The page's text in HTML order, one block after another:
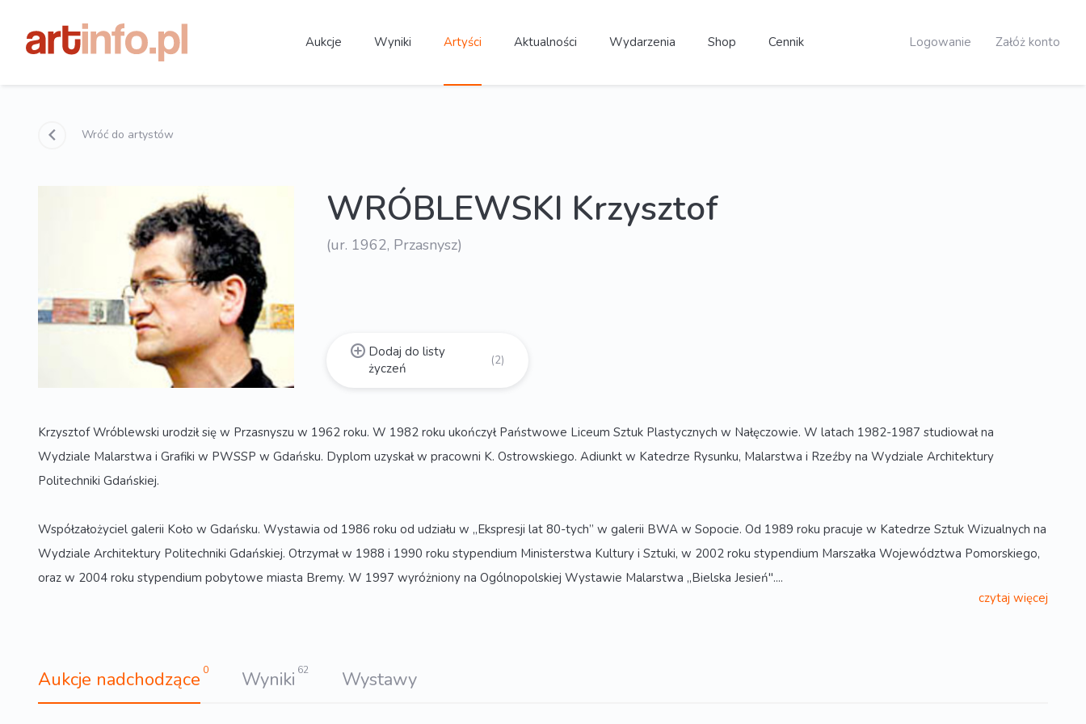
Aukcje Wyniki Artyści Aktualności Wydarzenia Shop Cennik Logowanie Załóż konto
Wróć do artystów
WRÓBLEWSKI Krzysztof
(ur. 1962, Przasnysz)
Dodaj do listy
życzeń
(2)
Krzysztof Wróblewski urodził się w Przasnyszu w 1962 roku. W 1982 roku ukończył Państwowe Liceum Sztuk Plastycznych w Nałęczowie. W latach 1982-1987 studiował na
Wydziale Malarstwa i Grafiki w PWSSP w Gdańsku. Dyplom uzyskał w pracowni K. Ostrowskiego. Adiunkt w Katedrze Rysunku, Malarstwa i Rzeźby na Wydziale Architektury
Politechniki Gdańskiej.
Współzałożyciel galerii Koło w Gdańsku. Wystawia od 1986 roku od udziału w „Ekspresji lat 80-tych” w galerii BWA w Sopocie. Od 1989 roku pracuje w Katedrze Sztuk Wizualnych na
Wydziale Architektury Politechniki Gdańskiej. Otrzymał w 1988 i 1990 roku stypendium Ministerstwa Kultury i Sztuki, w 2002 roku stypendium Marszałka Województwa Pomorskiego,
oraz w 2004 roku stypendium pobytowe miasta Bremy. W 1997 wyróżniony na Ogólnopolskiej Wystawie Malarstwa „Bielska Jesień"....
czytaj więcej
Aukcje nadchodzące 0 Wyniki 62 Wystawy